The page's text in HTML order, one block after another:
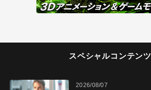
スペシャルコンテンツ
2026/08/07